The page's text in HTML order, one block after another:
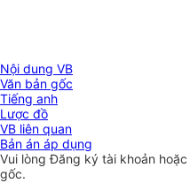
Nội dung VB
Văn bản gốc
Tiếng anh
Lược đồ
VB liên quan
Bản án áp dụng
Vui lòngĐăng ký tài khoản hoặc
gốc.